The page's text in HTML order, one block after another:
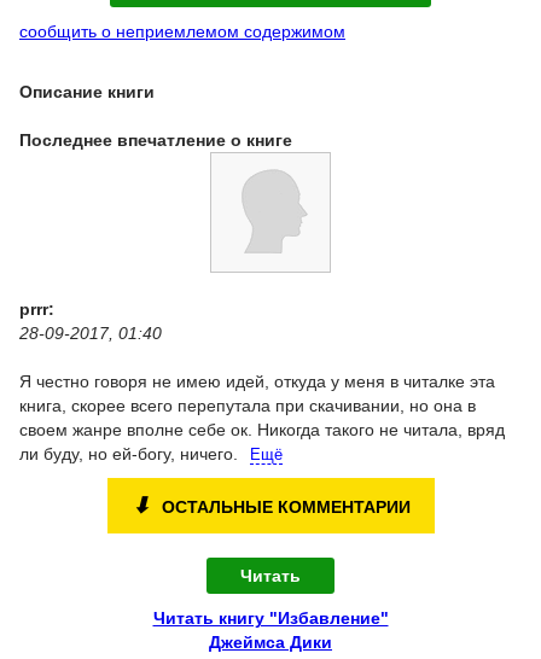
сообщить о неприемлемом содержимом
Описание книги
Последнее впечатление о книге
prrr:
28-09-2017, 01:40
Я честно говоря не имею идей, откуда у меня в читалке эта
книга, скорее всего перепутала при скачивании, но она в
своем жанре вполне себе ок. Никогда такого не читала, вряд
ли буду, но ей-богу, ничего.
Ещё
⬇ ОСТАЛЬНЫЕ КОММЕНТАРИИ
Читать
Читать книгу "Избавление"
Джеймса Дики